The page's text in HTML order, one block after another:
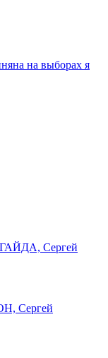
на выборах я
Сергей
Сергей